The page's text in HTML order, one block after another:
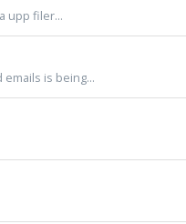
upp filer...
is being...